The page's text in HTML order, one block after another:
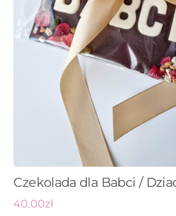
Czekolada dla Babci /
40.00zł